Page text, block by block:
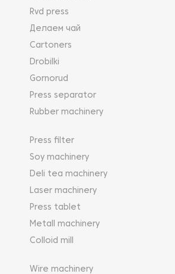
Rvd press
Делаем чай
Cartoners
Drobilki
Gornorud
Press separator
Rubber machinery
Press filter
Soy machinery
Deli tea machinery
Laser machinery
Press tablet
Metall machinery
Colloid mill
Wire machinery